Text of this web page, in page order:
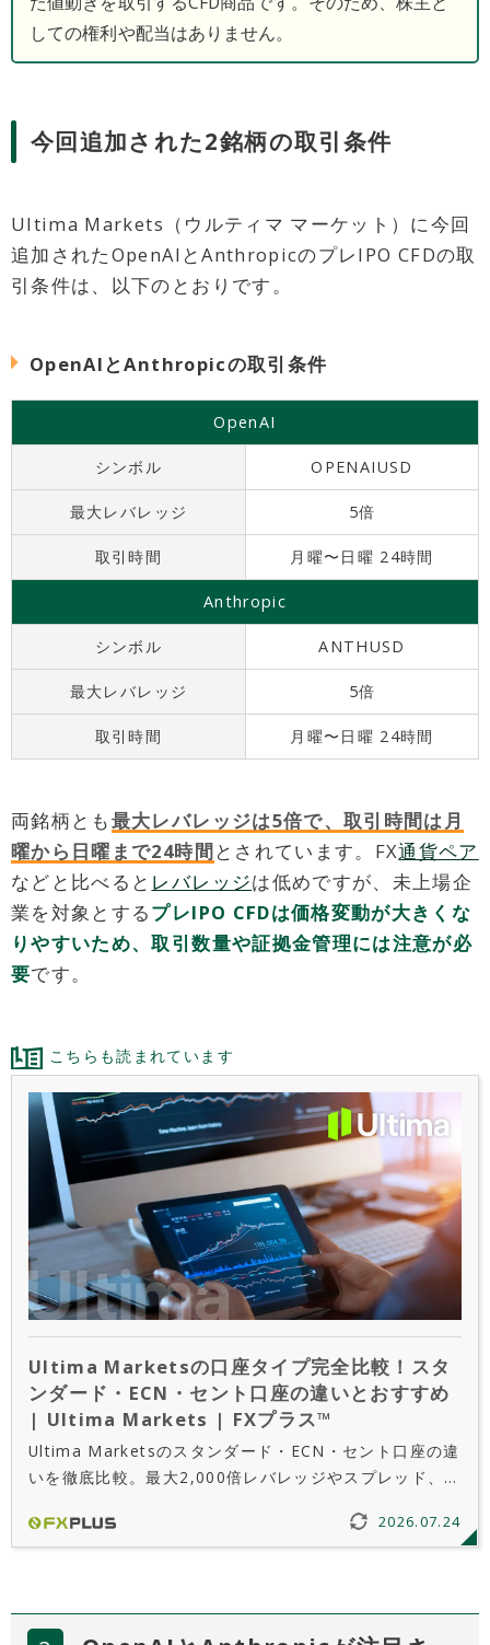
しての権利や配当はありません。
今回追加された2銘柄の取引条件
Ultima Markets（ウルティマ マーケット）に今回
追加されたOpenAIとAnthropicのプレIPO CFDの取
引条件は、以下のとおりです。
OpenAIとAnthropicの取引条件
OpenAI
シンボル OPENAIUSD
最大レバレッジ 5倍
取引時間 月曜〜日曜 24時間
Anthropic
シンボル ANTHUSD
最大レバレッジ 5倍
取引時間 月曜〜日曜 24時間
両銘柄とも最大レバレッジは5倍で、取引時間は月
曜から日曜まで24時間とされています。FX通貨ペア
などと比べると レバレッジは低めですが、未上場企
業を対象とするプレIPO CFDは価格変動が大きくな
りやすいため、取引数量や証拠金管理には注意が必
要です。
こちらも読まれています
Ultima Marketsの口座タイプ完全比較！スタ
ンダード・ECN・セント口座の違いとおすすめ
| Ultima Markets | FXプラス™
Ultima Marketsのスタンダード・ECN・セント口座の違
いを徹底比較。最大2,000倍レバレッジやスプレッド、手
に合った口座タイプの選び方が分かります。
2026.07.24